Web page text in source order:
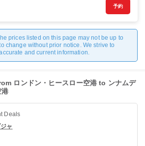
予約
prices listed on this page may not be up to
change without prior notice. We strive to
and current information.
ロンドン・ヒースロー空港 to ンナムデ
港
Deals
ャ